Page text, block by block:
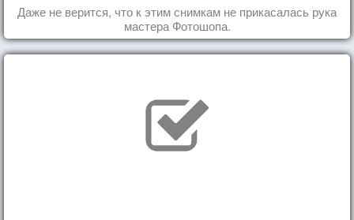
Даже не верится, что к этим снимкам не прикасалась рука
мастера Фотошопа.